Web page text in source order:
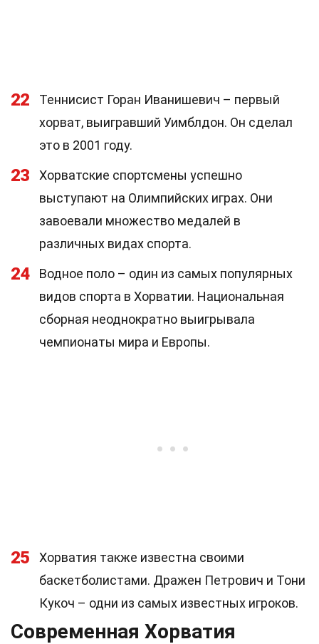
22
Теннисист Горан Иванишевич – первый
хорват, выигравший Уимблдон. Он сделал
это в 2001 году.
23
Хорватские спортсмены успешно
выступают на Олимпийских играх. Они
завоевали множество медалей в
различных видах спорта.
24
Водное поло – один из самых популярных
видов спорта в Хорватии. Национальная
сборная неоднократно выигрывала
чемпионаты мира и Европы.
25
Хорватия также известна своими
баскетболистами. Дражен Петрович и Тони
Кукоч – одни из самых известных игроков.
Современная Хорватия